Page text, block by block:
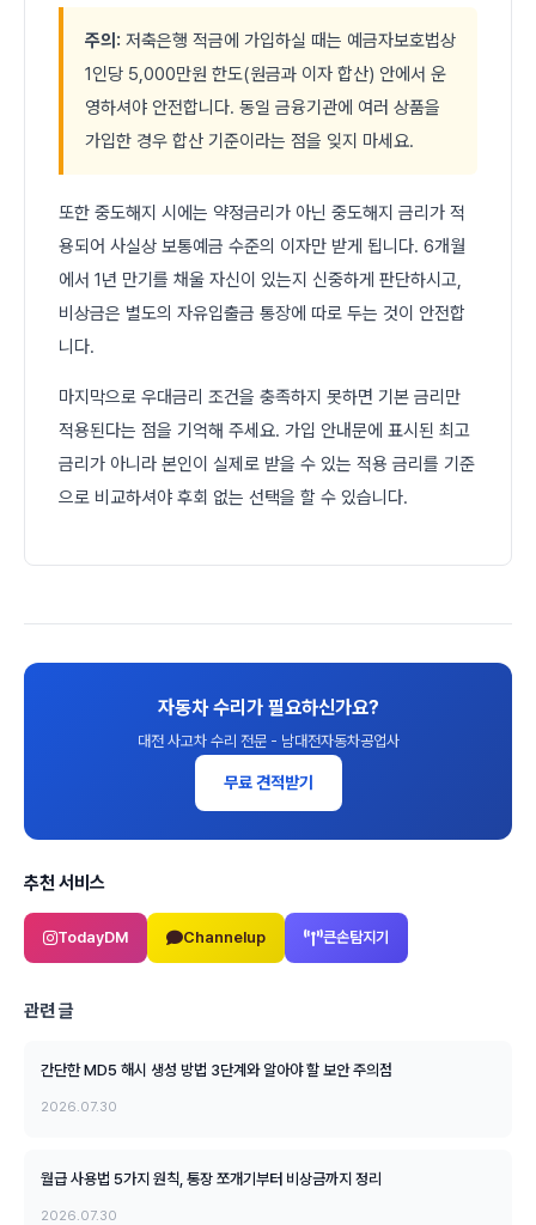
주의: 저축은행 적금에 가입하실 때는 예금자보호법상
1인당 5,000만원 한도(원금과 이자 합산) 안에서 운
영하셔야 안전합니다. 동일 금융기관에 여러 상품을
가입한 경우 합산 기준이라는 점을 잊지 마세요.
또한 중도해지 시에는 약정금리가 아닌 중도해지 금리가 적
용되어 사실상 보통예금 수준의 이자만 받게 됩니다. 6개월
에서 1년 만기를 채울 자신이 있는지 신중하게 판단하시고,
비상금은 별도의 자유입출금 통장에 따로 두는 것이 안전합
니다.
마지막으로 우대금리 조건을 충족하지 못하면 기본 금리만
적용된다는 점을 기억해 주세요. 가입 안내문에 표시된 최고
금리가 아니라 본인이 실제로 받을 수 있는 적용 금리를 기준
으로 비교하셔야 후회 없는 선택을 할 수 있습니다.
자동차 수리가 필요하신가요?
대전 사고차 수리 전문 - 남대전자동차공업사
무료 견적받기
추천 서비스
TodayDM Channelup 큰손탐지기
관련 글
간단한 MD5 해시 생성 방법 3단계와 알아야 할 보안 주의점
2026.07.30
월급 사용법 5가지 원칙, 통장 쪼개기부터 비상금까지 정리
2026.07.30